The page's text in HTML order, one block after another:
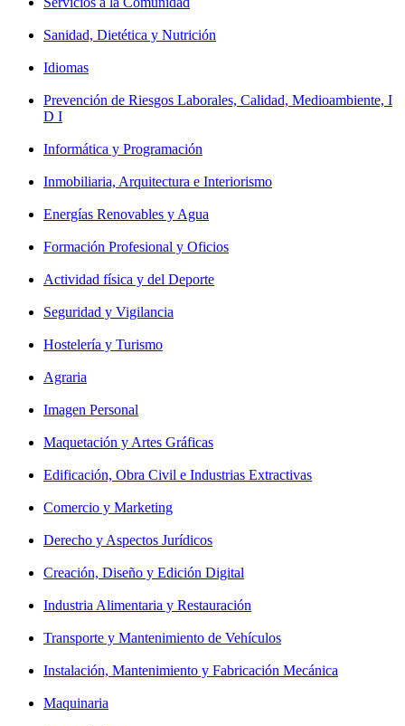
Sanidad, Dietética y Nutrición
Idiomas
Prevención de Riesgos Laborales, Calidad, Medioambiente, I
D I
Informática y Programación
Inmobiliaria, Arquitectura e Interiorismo
Energías Renovables y Agua
Formación Profesional y Oficios
Actividad física y del Deporte
Seguridad y Vigilancia
Hostelería y Turismo
Agraria
Imagen Personal
Maquetación y Artes Gráficas
Edificación, Obra Civil e Industrias Extractivas
Comercio y Marketing
Derecho y Aspectos Jurídicos
Creación, Diseño y Edición Digital
Industria Alimentaria y Restauración
Transporte y Mantenimiento de Vehículos
Instalación, Mantenimiento y Fabricación Mecánica
Maquinaria